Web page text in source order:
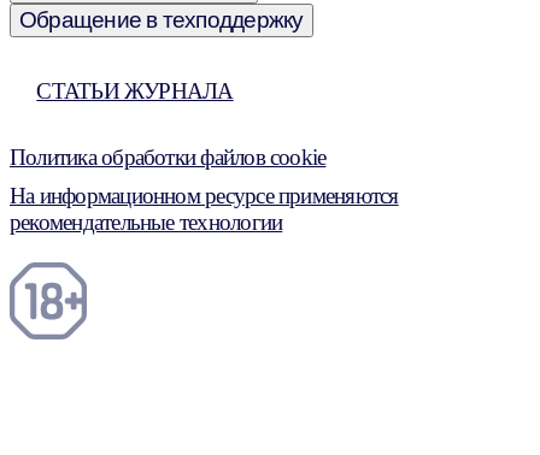
Обращение в техподдержку
СТАТЬИ ЖУРНАЛА
Политика обработки файлов cookie
На информационном ресурсе применяются
рекомендательные технологии